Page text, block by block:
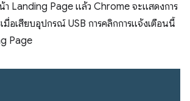
า Landing Page แล้ว Chrome จะแสดงการ
มื่อเสียบอุปกรณ์ USB การคลิกการแจ้งเตือนนี้
Page